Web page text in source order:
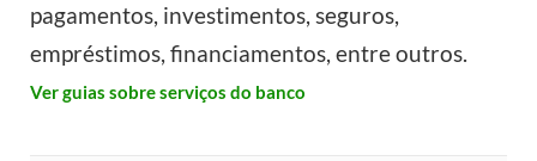
pagamentos, investimentos, seguros,
empréstimos, financiamentos, entre outros.
Ver guias sobre serviços do banco